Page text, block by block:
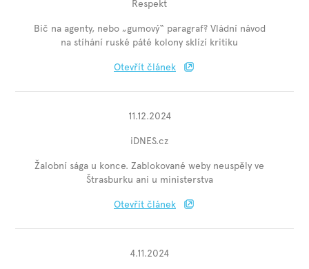
Respekt
Bič na agenty, nebo „gumový“ paragraf? Vládní návod
na stíhání ruské páté kolony sklízí kritiku
Otevřít článek
11.12.2024
iDNES.cz
Žalobní sága u konce. Zablokované weby neuspěly ve
Štrasburku ani u ministerstva
Otevřít článek
4.11.2024